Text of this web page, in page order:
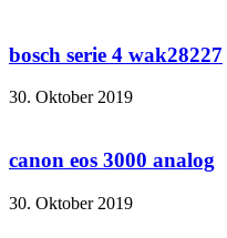
bosch serie 4 wak28227
30. Oktober 2019
canon eos 3000 analog
30. Oktober 2019